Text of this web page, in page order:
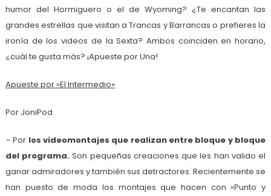
humor del Hormiguero o el de Wyoming? ¿Te encantan las
grandes estrellas que visitan a Trancas y Barrancas o prefieres la
ironía de los videos de la Sexta? Ambos coinciden en horario,
¿cuál te gusta más? ¡Apueste por Una!
Apueste por «El Intermedio»
Por JoniPod
– Por los videomontajes que realizan entre bloque y bloque
del programa.Son pequeñas creaciones que les han valido el
ganar admiradores y también sus detractores. Recientemente se
han puesto de moda los montajes que hacen con «Punto y